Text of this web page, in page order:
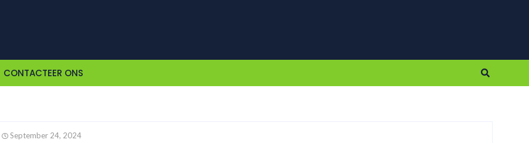
CONTACTEER ONS
September 24, 2024